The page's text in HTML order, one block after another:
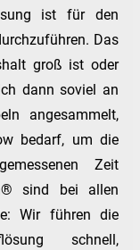
ist für den
Das
groß ist oder
dann soviel an
angesammelt,
bedarf, um die
Zeit
sind bei allen
Wir führen die
schnell,